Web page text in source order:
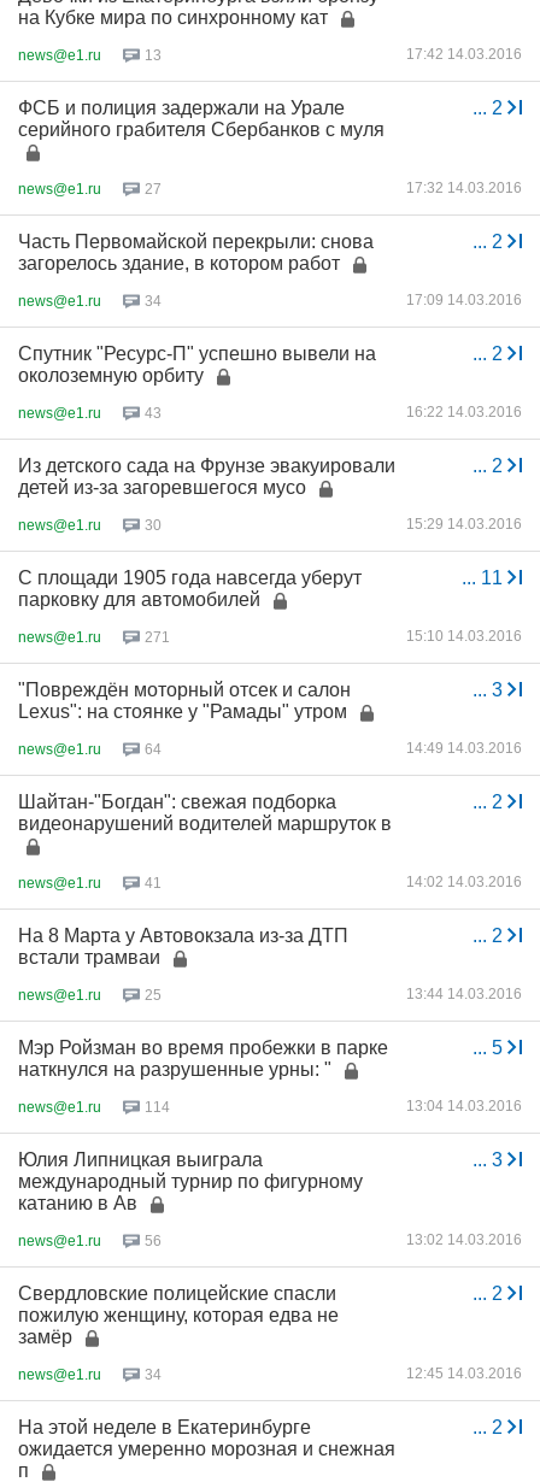
на Кубке мира по синхронному кат
news@e1.ru 13 17:42 14.03.2016
... 2
ФСБ и полиция задержали на Урале
серийного грабителя Сбербанков с муля
news@e1.ru 27 17:32 14.03.2016
... 2
Часть Первомайской перекрыли: снова
загорелось здание, в котором работ
news@e1.ru 34 17:09 14.03.2016
... 2
Спутник "Ресурс-П" успешно вывели на
околоземную орбиту
news@e1.ru 43 16:22 14.03.2016
... 2
Из детского сада на Фрунзе эвакуировали
детей из-за загоревшегося мусо
news@e1.ru 30 15:29 14.03.2016
... 11
С площади 1905 года навсегда уберут
парковку для автомобилей
news@e1.ru 271 15:10 14.03.2016
... 3
"Повреждён моторный отсек и салон
Lexus": на стоянке у "Рамады" утром
news@e1.ru 64 14:49 14.03.2016
... 2
Шайтан-"Богдан": свежая подборка
видеонарушений водителей маршруток в
news@e1.ru 41 14:02 14.03.2016
... 2
На 8 Марта у Автовокзала из-за ДТП
встали трамваи
news@e1.ru 25 13:44 14.03.2016
... 5
Мэр Ройзман во время пробежки в парке
наткнулся на разрушенные урны: "
news@e1.ru 114 13:04 14.03.2016
... 3
Юлия Липницкая выиграла
международный турнир по фигурному
катанию в Ав
news@e1.ru 56 13:02 14.03.2016
... 2
Свердловские полицейские спасли
пожилую женщину, которая едва не
замёр
news@e1.ru 34 12:45 14.03.2016
... 2
На этой неделе в Екатеринбурге
ожидается умеренно морозная и снежная
п